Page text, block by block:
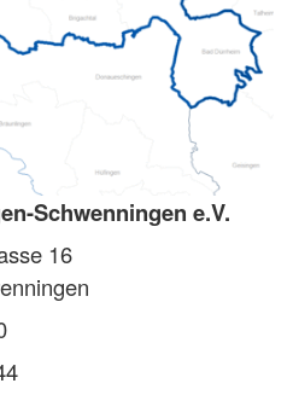
Schwenningen e.V.
16